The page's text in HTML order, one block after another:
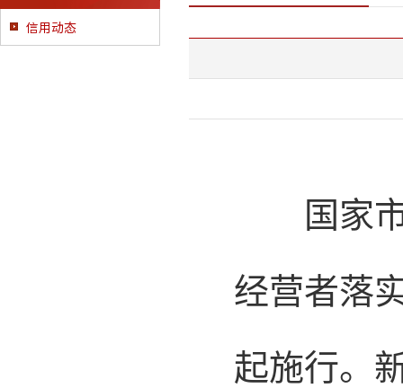
信用动态
国家市
经营者落
起施行。